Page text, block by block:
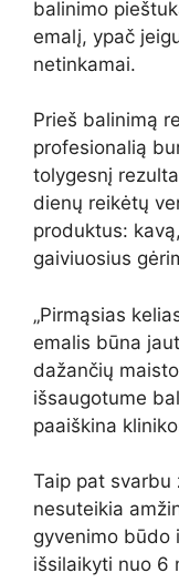
balinimo
emalį, ypač
netinkamai.
Prieš balinimą
profesionalią
tolygesnį
dienų reikėtų
produktus:
gaiviuosius
„Pirmąsias
emalis būna
dažančių
išsaugotume
paaiškina
Taip pat svarbu
nesuteikia
gyvenimo būdo
išsilaikyti nuo 6